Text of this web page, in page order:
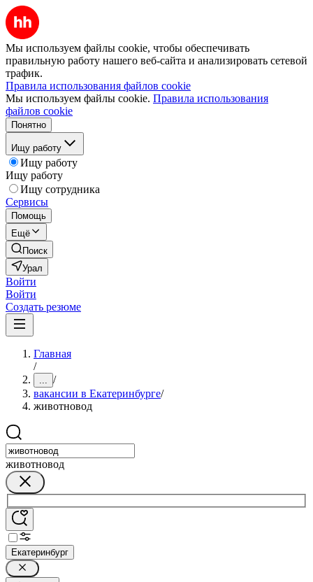
Мы используем файлы cookie, чтобы обеспечивать
правильную работу нашего веб-сайта и анализировать сетевой
трафик.
Правила использования файлов cookie
Мы используем файлы cookie. Правила использования
файлов cookie
Понятно
Ищу работу
Ищу работу
Ищу работу
Ищу сотрудника
Сервисы
Помощь
Ещё
Поиск
Урал
Войти
Войти
Создать резюме
Главная
/
... /
вакансии в Екатеринбурге/
животновод
животновод
Екатеринбург